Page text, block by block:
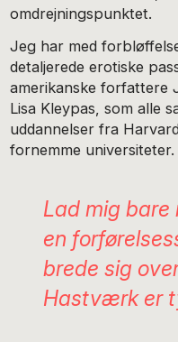
omdrejningspunktet.
Jeg har med
detaljerede erotiske
amerikanske forfattere
Lisa Kleypas, som alle
uddannelser fra
fornemme universiteter.
Lad mig
en
brede sig
Hastværk er